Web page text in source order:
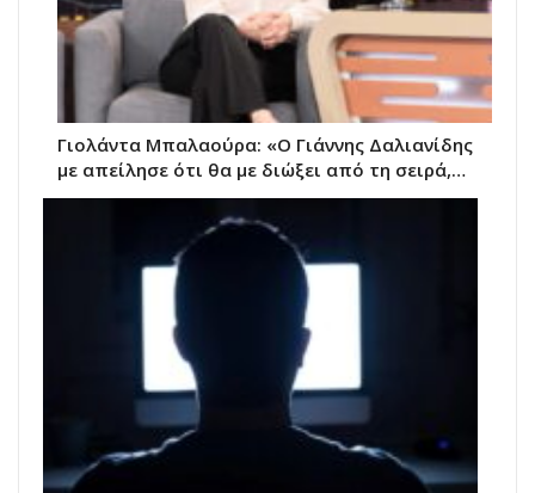
Γιολάντα Μπαλαούρα: «Ο Γιάννης Δαλιανίδης
με απείλησε ότι θα με διώξει από τη σειρά,…